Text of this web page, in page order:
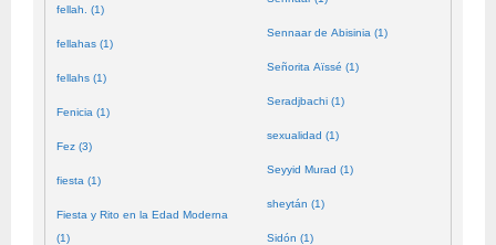
fellah. (1)
fellahas (1)
fellahs (1)
Fenicia (1)
Fez (3)
fiesta (1)
Fiesta y Rito en la Edad Moderna
(1)
Sennaar de Abisinia (1)
Señorita Aïssé (1)
Seradjbachi (1)
sexualidad (1)
Seyyid Murad (1)
sheytán (1)
Sidón (1)